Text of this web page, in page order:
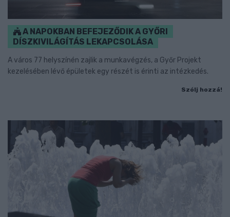
A NAPOKBAN BEFEJEZŐDIK A GYŐRI
DÍSZKIVILÁGÍTÁS LEKAPCSOLÁSA
A város 77 helyszínén zajlik a munkavégzés, a Győr Projekt
kezelésében lévő épületek egy részét is érinti az intézkedés.
Szólj hozzá!